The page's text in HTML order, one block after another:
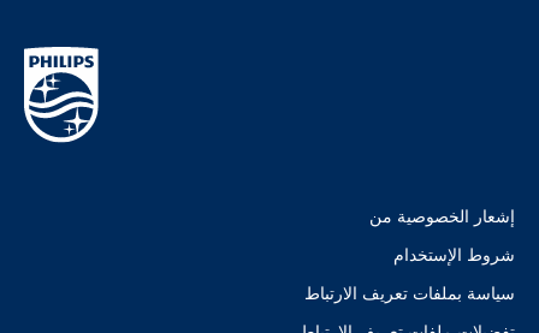
إشعار الخصوصية من
شروط الإستخدام
سياسة بملفات تعريف الارتباط